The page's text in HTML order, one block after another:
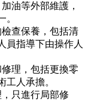
油等外部維護，
。
查保養，包括清
員指導下由操作人
理，包括更換零
人承擔。
只進行局部修